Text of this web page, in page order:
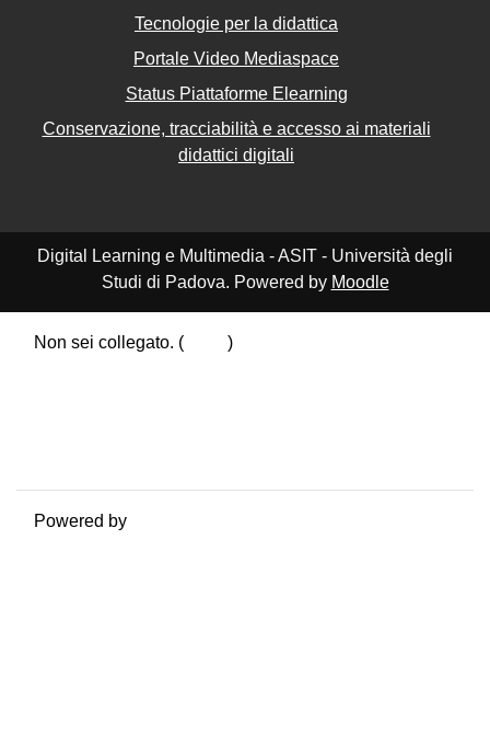
Tecnologie per la didattica
Portale Video Mediaspace
Status Piattaforme Elearning
Conservazione, tracciabilità e accesso ai materiali
didattici digitali
Digital Learning e Multimedia - ASIT - Università degli
Studi di Padova. Powered by Moodle
Non sei collegato. (
)
Powered by